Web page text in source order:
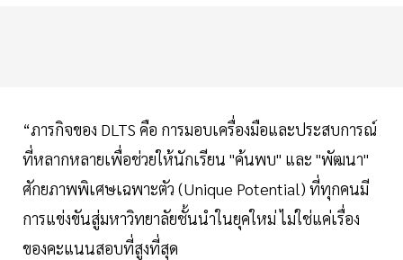
“ภารกิจของ DLTS คือ การมอบเครื่องมือและประสบการณ์
ที่หลากหลายเพื่อช่วยให้นักเรียน "ค้นพบ" และ "พัฒนา"
ศักยภาพพิเศษเฉพาะตัว (Unique Potential) ที่ทุกคนมี
การแข่งขันสู่มหาวิทยาลัยชั้นนำในยุคใหม่ ไม่ใช่แค่เรื่อง
ของคะแนนสอบที่สูงที่สุด